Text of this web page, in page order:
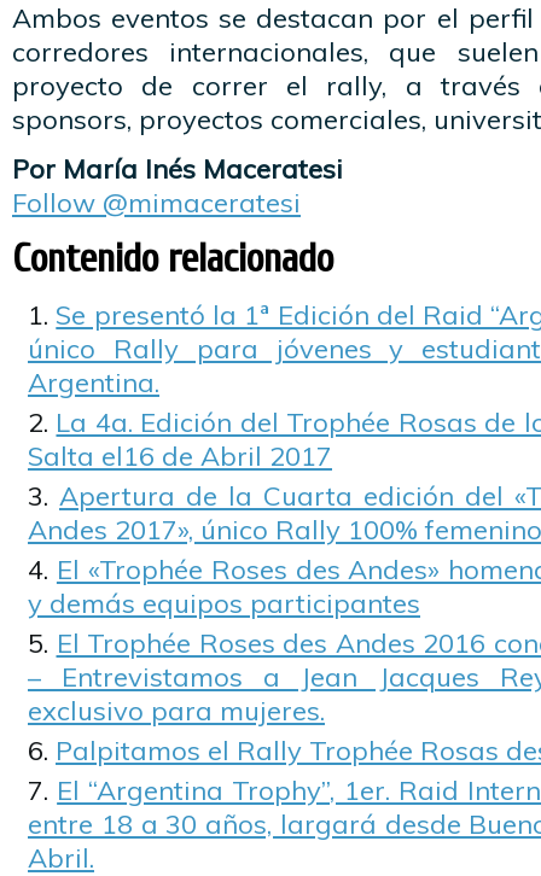
Ambos eventos se destacan por el
corredores internacionales, que
proyecto de correr el rally, a través
sponsors, proyectos comerciales,
Por María Inés Maceratesi
Follow @mimaceratesi
Contenido relacionado
Se presentó la 1ª Edición del Raid
único Rally para jóvenes y
Argentina.
La 4a. Edición del Trophée Rosas de
Salta el16 de Abril 2017
Apertura de la Cuarta edición del
Andes 2017», único Rally 100% femenino
El «Trophée Roses des Andes»
y demás equipos participantes
El Trophée Roses des Andes 2016
– Entrevistamos a Jean Jacques
exclusivo para mujeres.
Palpitamos el Rally Trophée Rosas
El “Argentina Trophy”, 1er. Raid
entre 18 a 30 años, largará desde
Abril.